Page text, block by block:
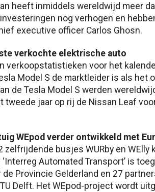
heeft inmiddels wereldwijd meer
nog verhogen en
executive officer Carlos Ghosn.
verkochte elektrische auto
verkoopstatistieken voor het
Model S de marktleider is als het
de Tesla Model S werden
tweede jaar op rij de Nissan Leaf
WEpod verder ontwikkeld met
busjes WURby en WElly
Automated Transport’ is
Provincie Gelderland en 27
Delft. Het WEpod-project wordt